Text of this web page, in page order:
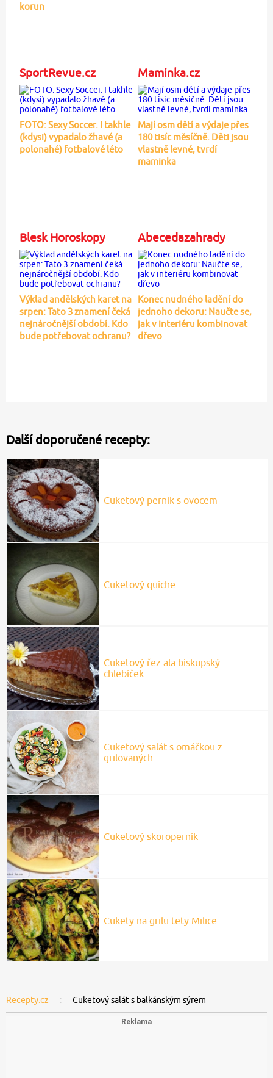
korun
SportRevue.cz
FOTO: Sexy Soccer. I takhle
(kdysi) vypadalo žhavé (a
polonahé) fotbalové léto
Maminka.cz
Mají osm dětí a výdaje přes
180 tisíc měsíčně. Děti jsou
vlastně levné, tvrdí
maminka
Blesk Horoskopy
Výklad andělských karet na
srpen: Tato 3 znamení čeká
nejnáročnější období. Kdo
bude potřebovat ochranu?
Abecedazahrady
Konec nudného ladění do
jednoho dekoru: Naučte se,
jak v interiéru kombinovat
dřevo
Další doporučené recepty:
Cuketový perník s ovocem
Cuketový quiche
Cuketový řez ala biskupský
chlebíček
Cuketový salát s omáčkou z
grilovaných…
Cuketový skoroperník
Cukety na grilu tety Milice
Recepty.cz Cuketový salát s balkánským sýrem